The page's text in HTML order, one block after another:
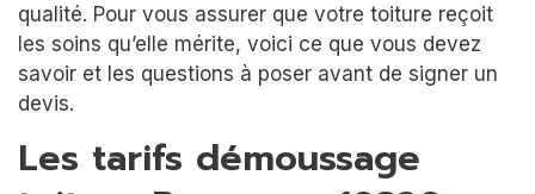
qualité. Pour vous assurer que votre toiture reçoit
les soins qu’elle mérite, voici ce que vous devez
savoir et les questions à poser avant de signer un
devis.
Les tarifs démoussage